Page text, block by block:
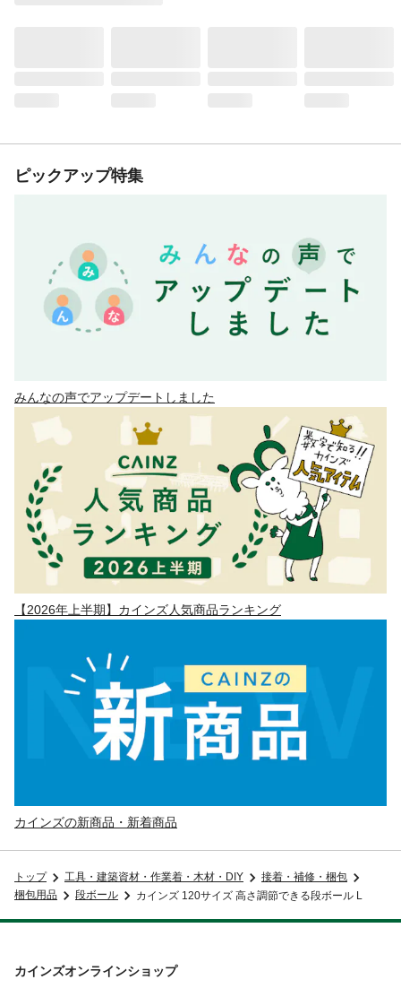
ピックアップ特集
みんなの声でアップデートしました
【2026年上半期】カインズ人気商品ランキング
カインズの新商品・新着商品
トップ 工具・建築資材・作業着・木材・DIY
接着・補修・梱包
梱包用品
段ボール カインズ 120サイズ 高さ調節できる段ボール L
カインズオンラインショップ